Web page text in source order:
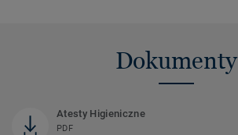
Dokumenty
Atesty Higieniczne
PDF